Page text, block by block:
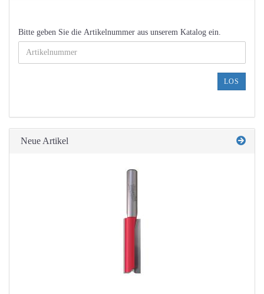
BITTE
GEBEN
SIE
EIN.
Bitte geben Sie die Artikelnummer aus unserem Katalog ein.
LOS
Neue Artikel